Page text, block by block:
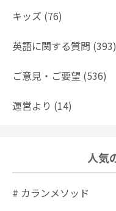
キッズ (76)
英語に関する質問 (393)
ご意見・ご要望 (536)
運営より (14)
人気
# カランメソッド